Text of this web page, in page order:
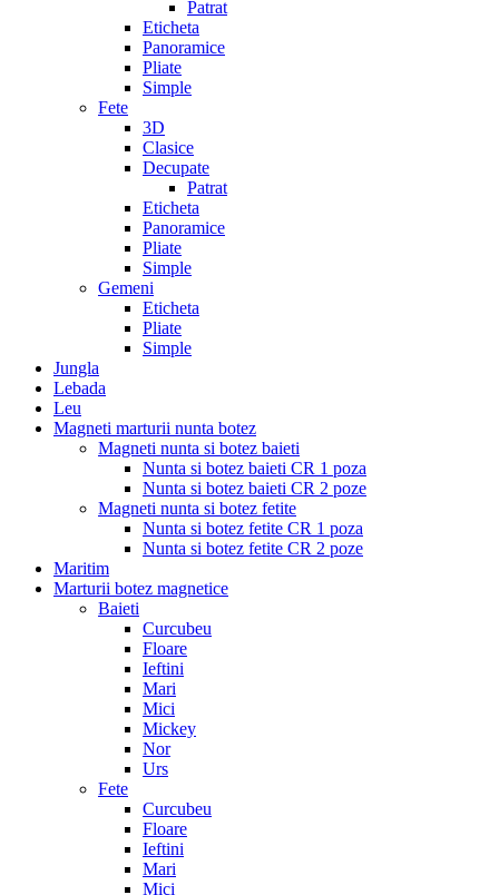
Patrat
Eticheta
Panoramice
Pliate
Simple
Fete
3D
Clasice
Decupate
Patrat
Eticheta
Panoramice
Pliate
Simple
Gemeni
Eticheta
Pliate
Simple
Jungla
Lebada
Leu
Magneti marturii nunta botez
Magneti nunta si botez baieti
Nunta si botez baieti CR 1 poza
Nunta si botez baieti CR 2 poze
Magneti nunta si botez fetite
Nunta si botez fetite CR 1 poza
Nunta si botez fetite CR 2 poze
Maritim
Marturii botez magnetice
Baieti
Curcubeu
Floare
Ieftini
Mari
Mici
Mickey
Nor
Urs
Fete
Curcubeu
Floare
Ieftini
Mari
Mici